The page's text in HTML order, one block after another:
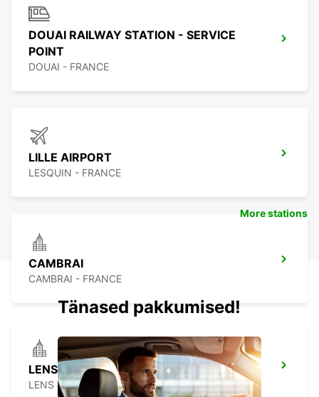
DOUAI RAILWAY STATION - SERVICE
POINT
DOUAI - FRANCE
LILLE AIRPORT
LESQUIN - FRANCE
CAMBRAI
CAMBRAI - FRANCE
LENS
LENS - FRANCE
More stations
Tänased pakkumised!